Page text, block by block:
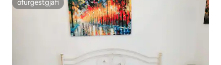
ofurgestgjafi
ofurgestgjafi